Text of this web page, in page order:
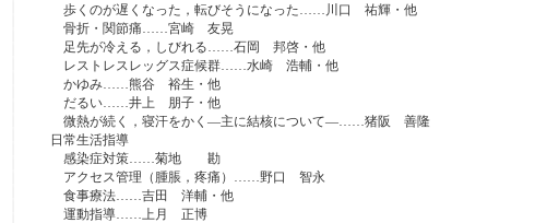
歩くのが遅くなった，転びそうになった……川口 祐輝・他
骨折・関節痛……宮崎 友晃
足先が冷える，しびれる……石岡 邦啓・他
レストレスレッグス症候群……水崎 浩輔・他
かゆみ……熊谷 裕生・他
だるい……井上 朋子・他
微熱が続く，寝汗をかく―主に結核について―……猪阪 善隆
日常生活指導
感染症対策……菊地 勘
アクセス管理（腫脹，疼痛）……野口 智永
食事療法……吉田 洋輔・他
運動指導……上月 正博